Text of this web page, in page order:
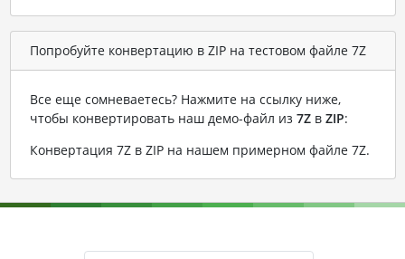
Попробуйте конвертацию в ZIP на тестовом файле 7Z
Все еще сомневаетесь? Нажмите на ссылку ниже,
чтобы конвертировать наш демо-файл из 7Zв ZIP:
Конвертация 7Z в ZIP на нашем примерном файле 7Z.